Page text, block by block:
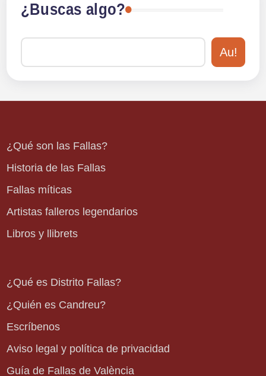
¿Buscas algo?
Au!
¿Qué son las Fallas?
Historia de las Fallas
Fallas míticas
Artistas falleros legendarios
Libros y llibrets
¿Qué es Distrito Fallas?
¿Quién es Candreu?
Escríbenos
Aviso legal y política de privacidad
Guía de Fallas de València